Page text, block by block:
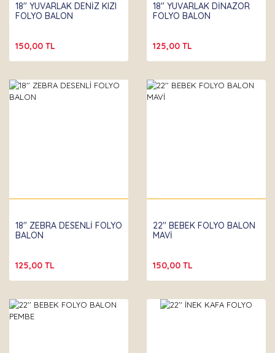
18'' YUVARLAK DENİZ KIZI
FOLYO BALON
150,00 TL
18'' YUVARLAK DİNAZOR
FOLYO BALON
125,00 TL
18'' ZEBRA DESENLİ FOLYO
BALON
125,00 TL
22'' BEBEK FOLYO BALON
MAVİ
150,00 TL